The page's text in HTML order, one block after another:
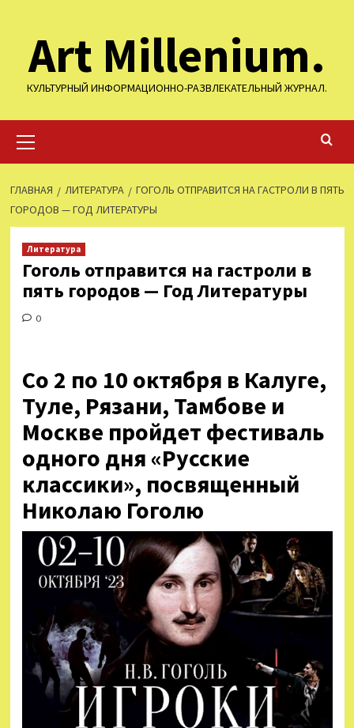
содержимому
Art Millenium.
КУЛЬТУРНЫЙ ИНФОРМАЦИОННО-РАЗВЛЕКАТЕЛЬНЫЙ ЖУРНАЛ.
меню
ГЛАВНАЯ ЛИТЕРАТУРА
ГОГОЛЬ ОТПРАВИТСЯ НА ГАСТРОЛИ В ПЯТЬ
ГОРОДОВ — ГОД ЛИТЕРАТУРЫ
Литература
Гоголь отправится на гастроли в
пять городов — Год Литературы
0
Со 2 по 10 октября в Калуге,
Туле, Рязани, Тамбове и
Москве пройдет фестиваль
одного дня «Русские
классики», посвященный
Николаю Гоголю